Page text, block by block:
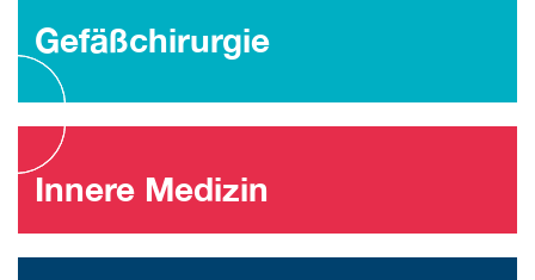
Gefäßchirurgie
Innere Medizin